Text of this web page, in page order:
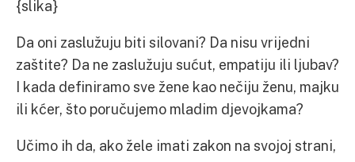
{slika}
Da oni zaslužuju biti silovani? Da nisu vrijedni
zaštite? Da ne zaslužuju sućut, empatiju ili ljubav?
I kada definiramo sve žene kao nečiju ženu, majku
ili kćer, što poručujemo mladim djevojkama?
Učimo ih da, ako žele imati zakon na svojoj strani,